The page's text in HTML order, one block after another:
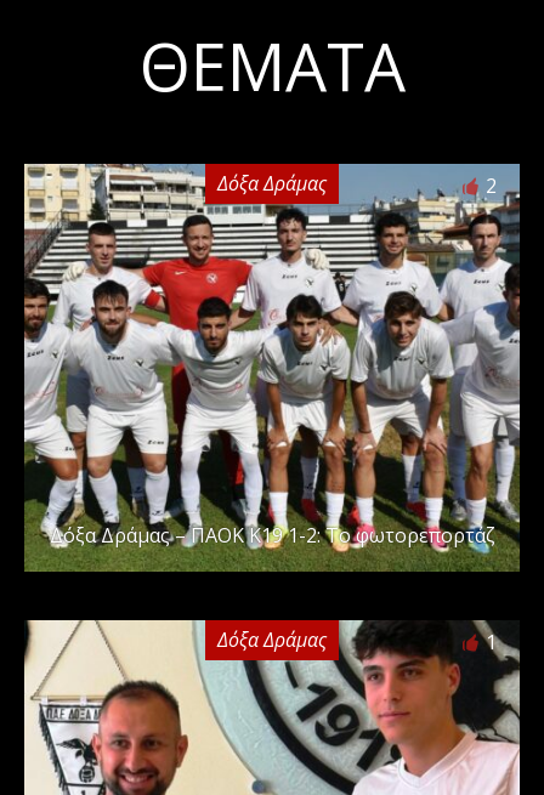
ΘΈΜΑΤΑ
Δόξα Δράμας 2
Δόξα Δράμας – ΠΑΟΚ Κ19 1-2: Το φωτορεπορτάζ
Δόξα Δράμας 1